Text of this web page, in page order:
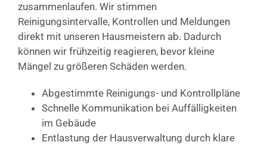
zusammenlaufen. Wir stimmen
Reinigungsintervalle, Kontrollen und Meldungen
direkt mit unseren Hausmeistern ab. Dadurch
können wir frühzeitig reagieren, bevor kleine
Mängel zu größeren Schäden werden.
Abgestimmte Reinigungs- und Kontrollpläne
Schnelle Kommunikation bei Auffälligkeiten
im Gebäude
Entlastung der Hausverwaltung durch klare